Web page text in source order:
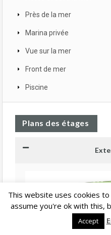
Près de la mer
Marina privée
Vue sur la mer
Front de mer
Piscine
Plans des étages
This website uses cookies to
assume you're ok with this,
Accept
Kostas Taralas